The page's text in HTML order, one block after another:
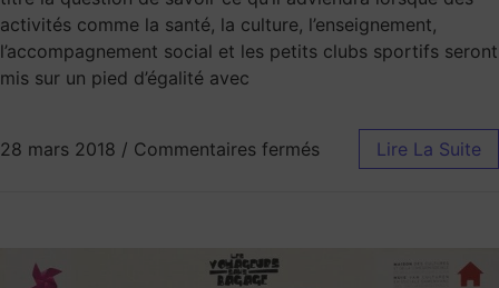
activités comme la santé, la culture, l’enseignement,
l’accompagnement social et les petits clubs sportifs seront
mis sur un pied d’égalité avec
28 mars 2018 / Commentaires fermés Lire La Suite